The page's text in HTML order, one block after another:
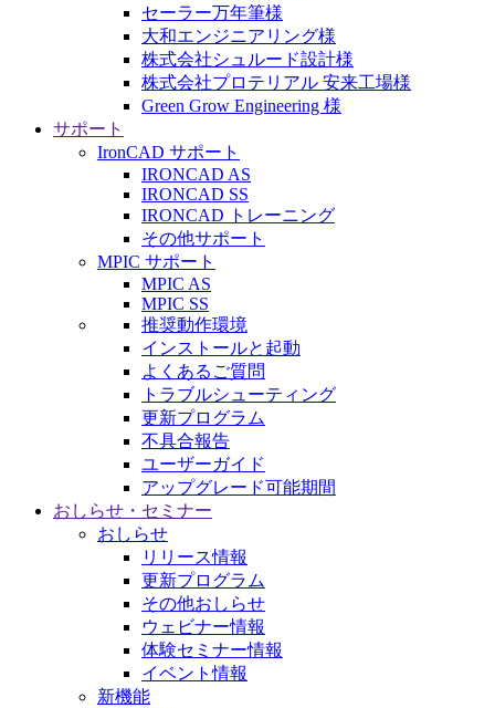
セーラー万年筆様
大和エンジニアリング様
株式会社シュルード設計様
株式会社プロテリアル 安来工場様
Green Grow Engineering 様
サポート
IronCAD サポート
IRONCAD AS
IRONCAD SS
IRONCAD トレーニング
その他サポート
MPIC サポート
MPIC AS
MPIC SS
推奨動作環境
インストールと起動
よくあるご質問
トラブルシューティング
更新プログラム
不具合報告
ユーザーガイド
アップグレード可能期間
おしらせ・セミナー
おしらせ
リリース情報
更新プログラム
その他おしらせ
ウェビナー情報
体験セミナー情報
イベント情報
新機能